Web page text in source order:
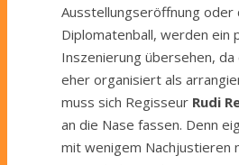
Ausstellungseröffnung oder
Diplomatenball, werden ein
Inszenierung übersehen, da
eher organisiert als
muss sich Regisseur Rudi
an die Nase fassen. Denn
mit wenigem Nachjustieren